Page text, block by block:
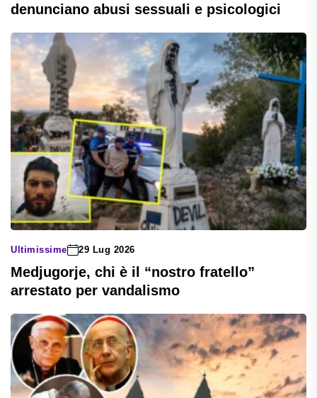
denunciano abusi sessuali e psicologici
Ultimissime 29 Lug 2026
Medjugorje, chi è il “nostro fratello”
arrestato per vandalismo